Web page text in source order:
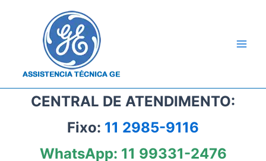
CENTRAL DE ATENDIMENTO:
Fixo: 11 2985-9116
WhatsApp: 11 99331-2476